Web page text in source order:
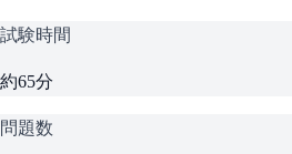
試験時間
約65分
問題数